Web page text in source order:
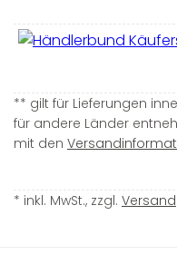
** gilt für Lieferungen
für andere Länder
mit den
* inkl. MwSt., zzgl. Versand